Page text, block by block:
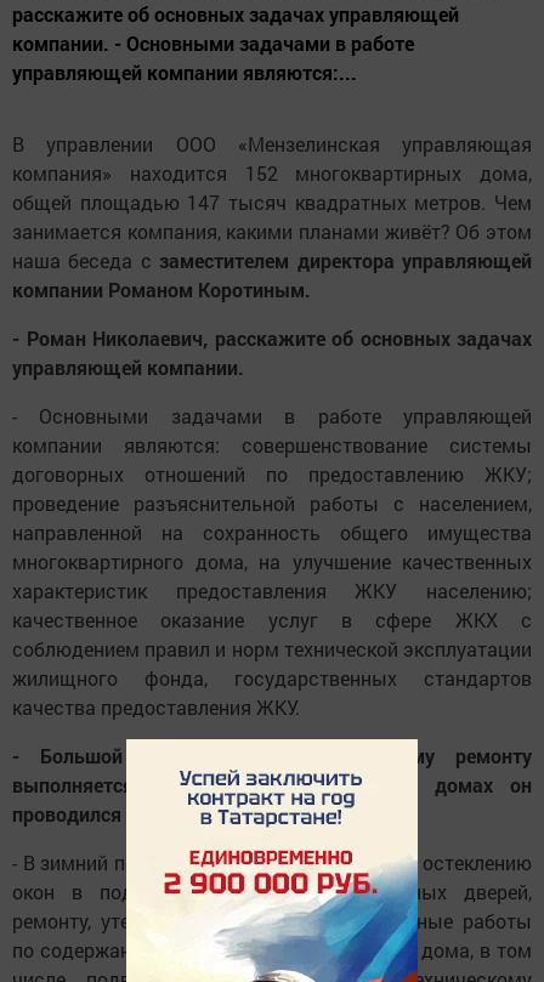
расскажите об основных задачах управляющей
компании. - Основными задачами в работе
управляющей компании являются:...
В управлении ООО «Мензелинская управляющая
компания» находится 152 многоквартирных дома,
общей площадью 147 тысяч квадратных метров. Чем
занимается компания, какими планами живёт? Об этом
наша беседа с заместителем директора управляющей
компании Романом Коротиным.
- Роман Николаевич, расскажите об основных задачах
управляющей компании.
- Основными задачами в работе управляющей
компании являются: совершенствование системы
договорных отношений по предоставлению ЖКУ;
проведение разъяснительной работы с населением,
направленной на сохранность общего имущества
многоквартирного дома, на улучшение качественных
характеристик предоставления ЖКУ населению;
качественное оказание услуг в сфере ЖКХ с
соблюдением правил и норм технической эксплуатации
жилищного фонда, государственных стандартов
качества предоставления ЖКУ.
- Большой объём работ по текущему ремонту
выполняется в течение года? В каких домах он
проводился в прошлом году?
- В зимний период выполняются работы по остеклению
окон в подъездах, утеплению подъездных дверей,
ремонту, утеплению чердаков. Все ремонтные работы
по содержанию общего имущества жилого дома, в том